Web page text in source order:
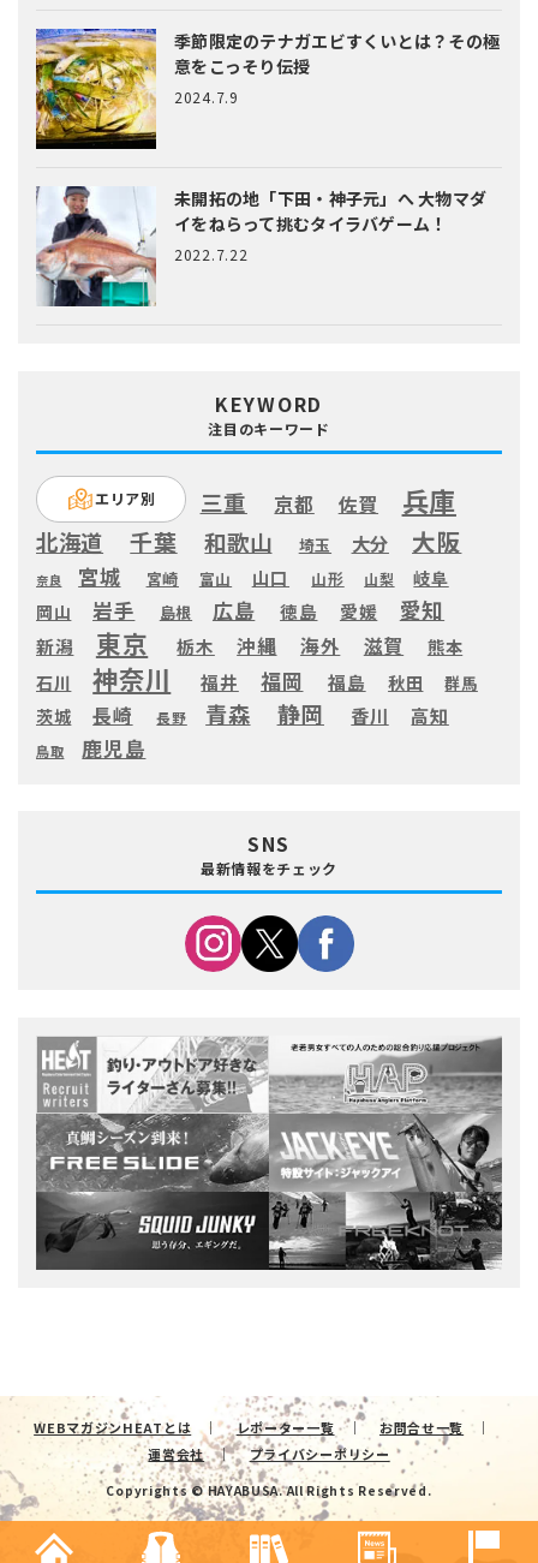
季節限定のテナガエビすくいとは？ その極
意をこっそり伝授
2024.7.9
未開拓の地「下田・神子元」へ大物マダ
イをねらって挑むタイラバゲーム！
2022.7.22
KEYWORD
注目のキーワード
エリア別 三重 京都 佐賀 兵庫
北海道 千葉 和歌山 埼玉 大分 大阪
奈良 宮城 宮崎 富山 山口 山形 山梨
岐阜
岡山
岩手 島根 広島 徳島 愛媛 愛知
新潟 東京 栃木 沖縄 海外 滋賀
熊本
石川
神奈川 福井 福岡 福島 秋田 群馬
茨城 長崎 長野 青森 静岡 香川 高知
鳥取 鹿児島
SNS
最新情報をチェック
WEBマガジンHEATとは レポーター一覧
お問合せ一覧
運営会社
プライバシーポリシー
Copyrights © HAYABUSA. All Rights Reserved.